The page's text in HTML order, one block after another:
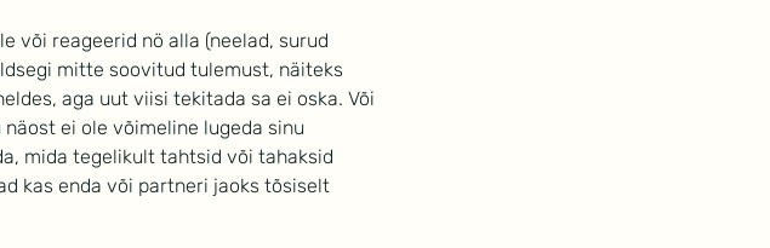
või reageerid nö alla (neelad, surud
mitte soovitud tulemust, näiteks
aga uut viisi tekitada sa ei oska. Või
ei ole võimeline lugeda sinu
mida tegelikult tahtsid või tahaksid
kas enda või partneri jaoks tõsiselt